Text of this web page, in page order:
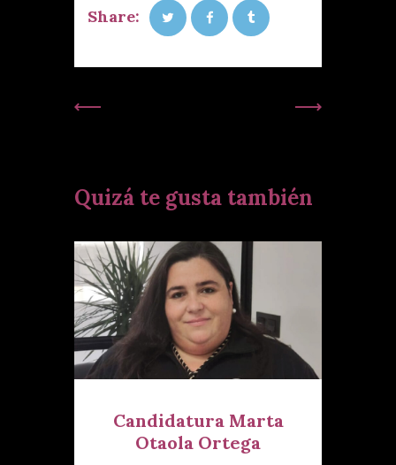
Share:
Quizá te gusta también
Candidatura Marta
Otaola Ortega